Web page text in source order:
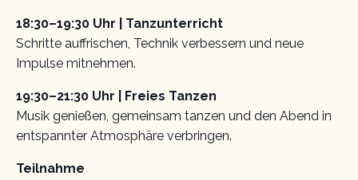
18:30–19:30 Uhr | Tanzunterricht
Schritte auffrischen, Technik verbessern und neue
Impulse mitnehmen.
19:30–21:30 Uhr | Freies Tanzen
Musik genießen, gemeinsam tanzen und den Abend in
entspannter Atmosphäre verbringen.
Teilnahme